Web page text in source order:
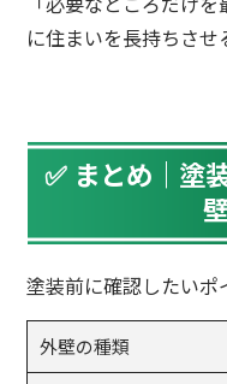
に住まいを長持ちさせ
✅ まとめ｜塗
塗装前に確認したいポ
外壁の種類